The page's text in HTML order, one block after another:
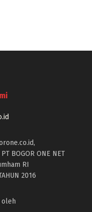
BOGOR ONE NET
RI
2016
oleh